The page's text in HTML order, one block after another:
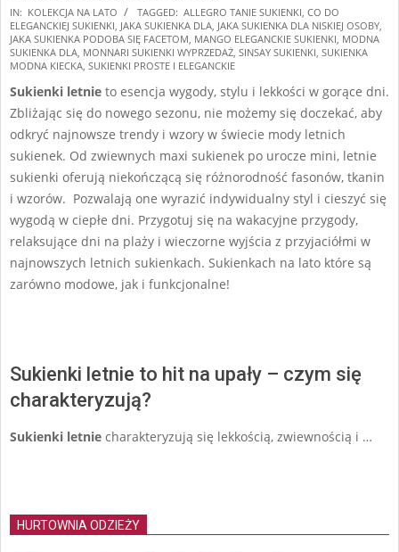
2025-
07-
03
IN: KOLEKCJA NA LATO TAGGED: ALLEGRO TANIE SUKIENKI CO DO
ELEGANCKIEJ SUKIENKI JAKA SUKIENKA DLA JAKA SUKIENKA DLA NISKIEJ OSOBY
JAKA SUKIENKA PODOBA SIĘ FACETOM MANGO ELEGANCKIE SUKIENKI MODNA
SUKIENKA DLA MONNARI SUKIENKI WYPRZEDAŻ SINSAY SUKIENKI SUKIENKA
MODNA KIECKA SUKIENKI PROSTE I ELEGANCKIE
Sukienki letnie to esencja wygody, stylu i lekkości w gorące dni.
Zbliżając się do nowego sezonu, nie możemy się doczekać, aby
odkryć najnowsze trendy i wzory w świecie mody letnich
sukienek. Od zwiewnych maxi sukienek po urocze mini, letnie
sukienki oferują niekończącą się różnorodność fasonów, tkanin
i wzorów. Pozwalają one wyrazić indywidualny styl i cieszyć się
wygodą w ciepłe dni. Przygotuj się na wakacyjne przygody,
relaksujące dni na plaży i wieczorne wyjścia z przyjaciółmi w
najnowszych letnich sukienkach. Sukienkach na lato które są
zarówno modowe, jak i funkcjonalne!
Sukienki letnie to hit na upały – czym się
charakteryzują?
Sukienki letnie charakteryzują się lekkością, zwiewnością i …
HURTOWNIA ODZIEŻY